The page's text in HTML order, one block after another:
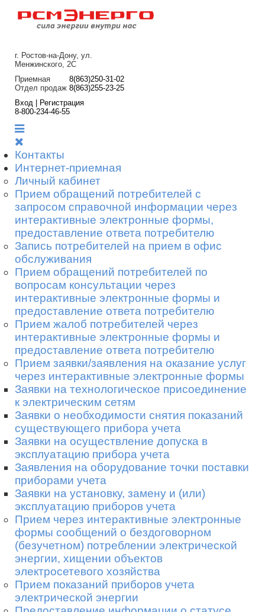
г. Ростов-на-Дону, ул.
Менжинского, 2С
Приемная
8(863)250-31-02
Отдел продаж 8(863)255-23-25
Вход | Регистрация
8-800-234-46-55
Контакты
Интернет-приемная
Личный кабинет
Прием обращений потребителей с
запросом справочной информации через
интерактивные электронные формы,
предоставление ответа потребителю
Запись потребителей на прием в офис
обслуживания
Прием обращений потребителей по
вопросам консультации через
интерактивные электронные формы и
предоставление ответа потребителю
Прием жалоб потребителей через
интерактивные электронные формы и
предоставление ответа потребителю
Прием заявки/заявления на оказание услуг
через интерактивные электронные формы
Заявки на технологическое присоединение
к электрическим сетям
Заявки о необходимости снятия показаний
существующего прибора учета
Заявки на осуществление допуска в
эксплуатацию прибора учета
Заявления на оборудование точки поставки
приборами учета
Заявки на установку, замену и (или)
эксплуатацию приборов учета
Прием через интерактивные электронные
формы сообщений о бездоговорном
(безучетном) потреблении электрической
энергии, хищении объектов
электросетевого хозяйства
Прием показаний приборов учета
электрической энергии